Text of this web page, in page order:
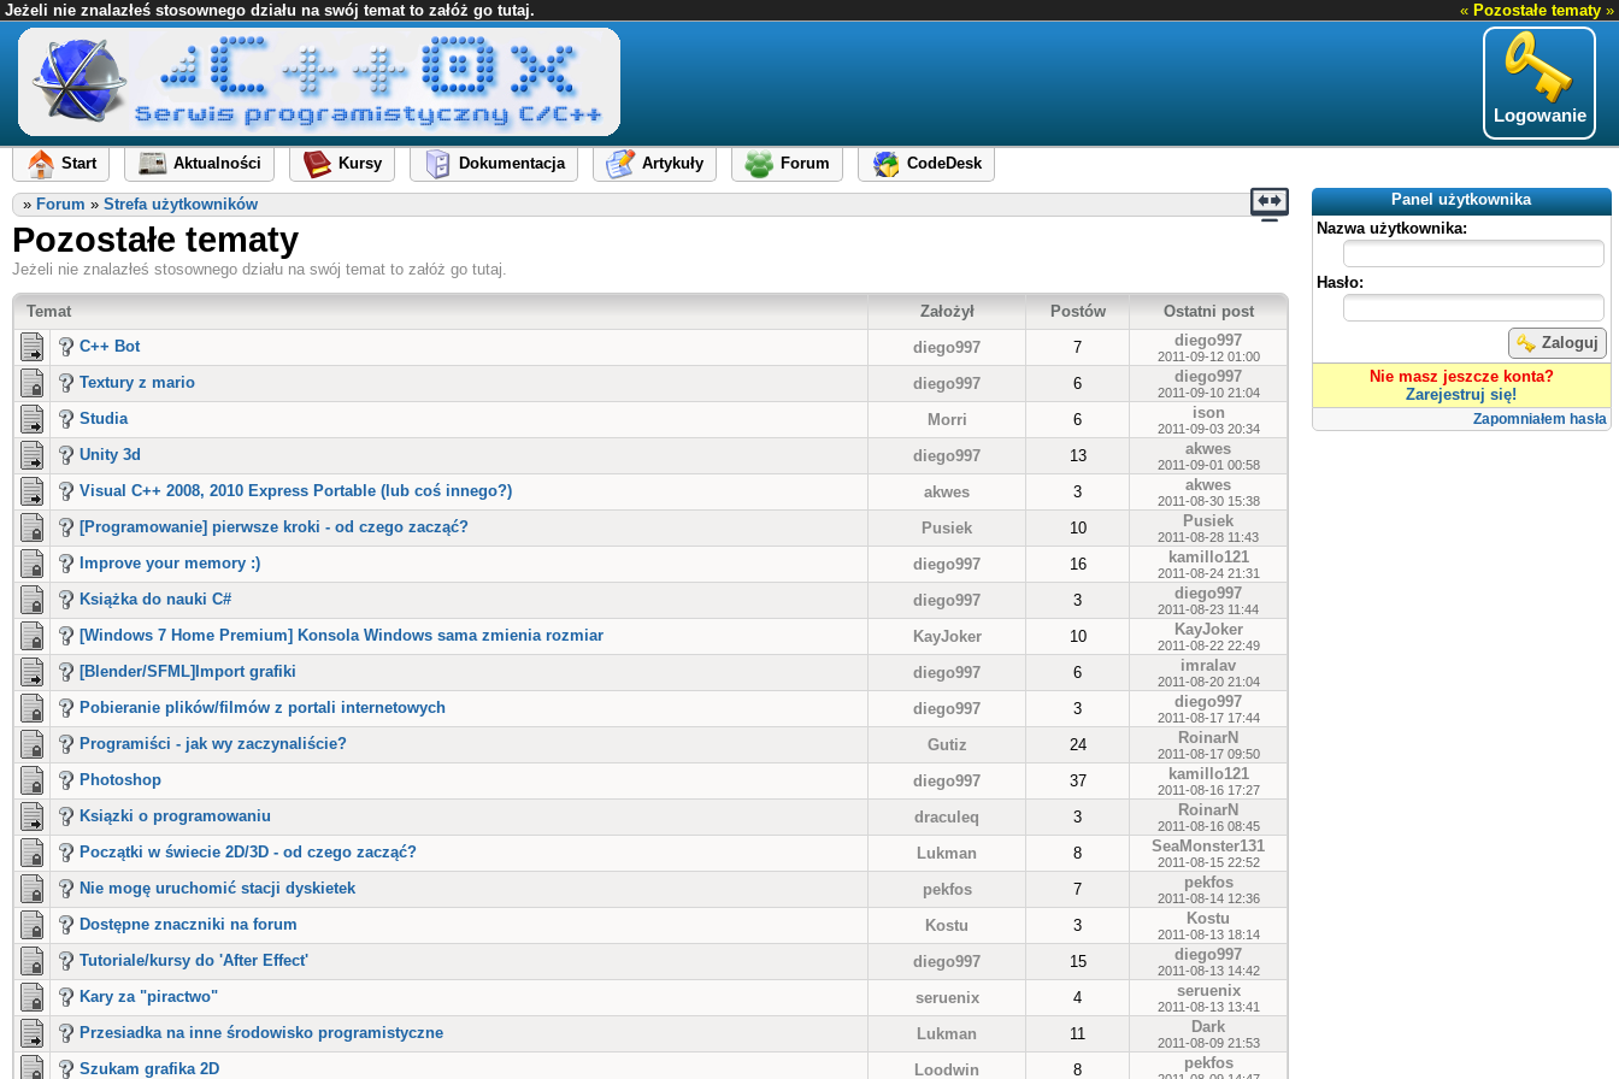
« Pozostałe tematy »
Jeżeli nie znalazłeś stosownego działu na swój temat to załóż go tutaj.
Logowanie
Start Aktualności Kursy Dokumentacja Artykuły Forum
CodeDesk
Panel użytkownika
Nazwa użytkownika:
Hasło:
Zaloguj
Nie masz jeszcze konta?
Zarejestruj się!
Zapomniałem hasła
» Forum » Strefa użytkowników
Pozostałe tematy
Jeżeli nie znalazłeś stosownego działu na swój temat to załóż go tutaj.
Temat Założył Postów
Ostatni post
C++ Bot
diego997 7 diego997
2011-09-12 01:00
Textury z mario diego997 6 diego997
2011-09-10 21:04
Studia Morri 6 ison
2011-09-03 20:34
Unity 3d diego997 13 akwes
2011-09-01 00:58
Visual C++ 2008, 2010 Express Portable (lub coś innego?) akwes 3 akwes
2011-08-30 15:38
[Programowanie] pierwsze kroki - od czego zacząć? Pusiek 10 Pusiek
2011-08-28 11:43
Improve your memory :) diego997 16 kamillo121
2011-08-24 21:31
Książka do nauki C# diego997 3 diego997
2011-08-23 11:44
[Windows 7 Home Premium] Konsola Windows sama zmienia rozmiar KayJoker 10 KayJoker
2011-08-22 22:49
[Blender/SFML]Import grafiki diego997 6 imralav
2011-08-20 21:04
Pobieranie plików/filmów z portali internetowych diego997 3 diego997
2011-08-17 17:44
Programiści - jak wy zaczynaliście? Gutiz 24 RoinarN
2011-08-17 09:50
Photoshop diego997 37 kamillo121
2011-08-16 17:27
Ksiązki o programowaniu draculeq 3 RoinarN
2011-08-16 08:45
Początki w świecie 2D/3D - od czego zacząć? Lukman 8 SeaMonster131
2011-08-15 22:52
Nie mogę uruchomić stacji dyskietek pekfos 7 pekfos
2011-08-14 12:36
Dostępne znaczniki na forum Kostu 3 Kostu
2011-08-13 18:14
Tutoriale/kursy do 'After Effect' diego997 15 diego997
2011-08-13 14:42
Kary za "piractwo" seruenix 4 seruenix
2011-08-13 13:41
Przesiadka na inne środowisko programistyczne Lukman 11 Dark
2011-08-09 21:53
Szukam grafika 2D Loodwin 8 pekfos